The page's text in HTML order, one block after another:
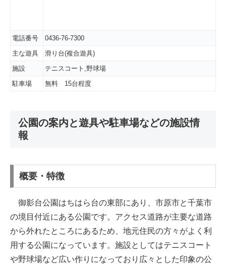
電話番号
0436-76-7300
主な遊具
滑り台(複合遊具)
施設
テニスコート,野球場
駐車場
無料 15台程度
公園の案内と遊具や駐車場などの施設情
報
概要・特徴
御影台公園はちはら台の東部にあり、市原市と千葉市
の境目付近にある公園です。アクセス道路が主要な道路
から外れたところにあるため、地元住民の方々がよく利
用する公園になっています。施設としてはテニスコート
や野球場など広い作りになっており広々とした印象の公